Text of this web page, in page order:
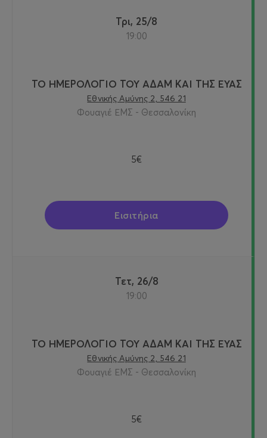
Τρι, 25/8
19:00
ΤΟ ΗΜΕΡΟΛΟΓΙΟ ΤΟΥ ΑΔΑΜ ΚΑΙ ΤΗΣ ΕΥΑΣ
Εθνικής Αμύνης 2, 546 21
Φουαγιέ ΕΜΣ - Θεσσαλονίκη
5€
Εισιτήρια
Τετ, 26/8
19:00
ΤΟ ΗΜΕΡΟΛΟΓΙΟ ΤΟΥ ΑΔΑΜ ΚΑΙ ΤΗΣ ΕΥΑΣ
Εθνικής Αμύνης 2, 546 21
Φουαγιέ ΕΜΣ - Θεσσαλονίκη
5€